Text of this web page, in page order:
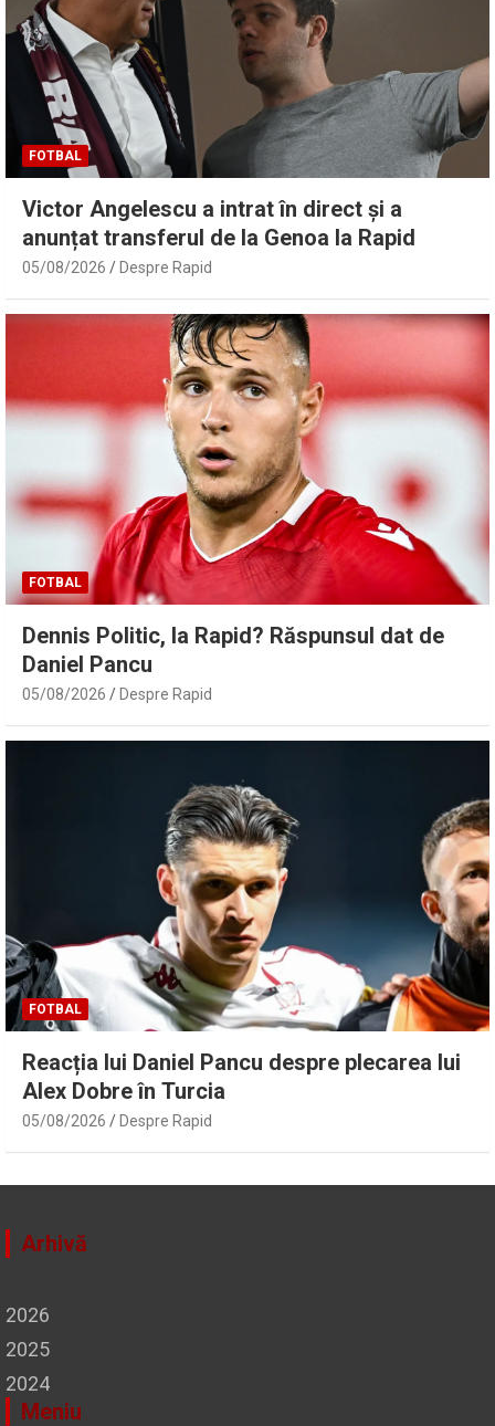
FOTBAL
Victor Angelescu a intrat în direct și a
anunțat transferul de la Genoa la Rapid
05/08/2026 Despre Rapid
FOTBAL
Dennis Politic, la Rapid? Răspunsul dat de
Daniel Pancu
05/08/2026 Despre Rapid
FOTBAL
Reacția lui Daniel Pancu despre plecarea lui
Alex Dobre în Turcia
05/08/2026 Despre Rapid
Arhivă
2026
2025
2024
Meniu